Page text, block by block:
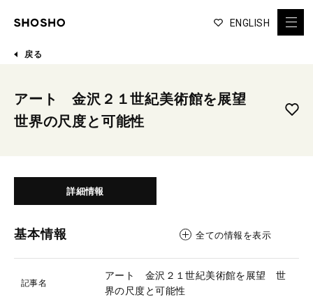
ENGLISH
戻る
アート 金沢２１世紀美術館を展望
世界の尺度と可能性
詳細情報
基本情報 全ての情報を表示
記事名
アート 金沢２１世紀美術館を展望 世
界の尺度と可能性